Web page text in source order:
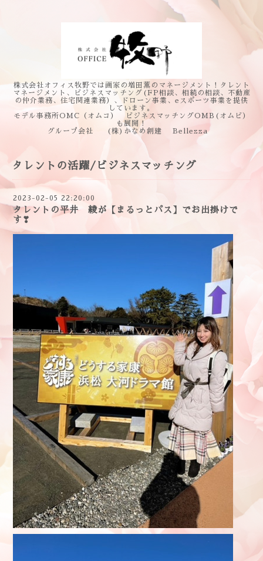
株式会社オフィス牧野では画家の増田薫のマネージメント！タレント
マネージメント、ビジネスマッチング(FP相談、相続の相談、不動産
の仲介業務、住宅関連業務）、ドローン事業、eスポーツ事業を提供
しています。
モデル事務所OMC（オムコ） ビジネスマッチングOMB(オムビ）
も展開！
グループ会社 (株)かなめ創建 Bellezza
タレントの活躍/ビジネスマッチング
2023-02-05 22:20:00
タレントの平井 綾が【まるっとパス】でお出掛けで
す❣